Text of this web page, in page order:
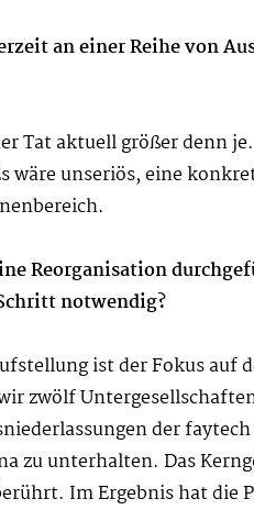
an einer Reihe von
Tat aktuell größer denn
unseriös, eine
Reorganisation
notwendig?
ist der Fokus
zwölf
der
zu unterhalten. Das
Im Ergebnis hat